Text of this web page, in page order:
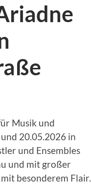
Musik und
20.05.2026 in
und Ensembles
und mit großer
besonderem Flair.